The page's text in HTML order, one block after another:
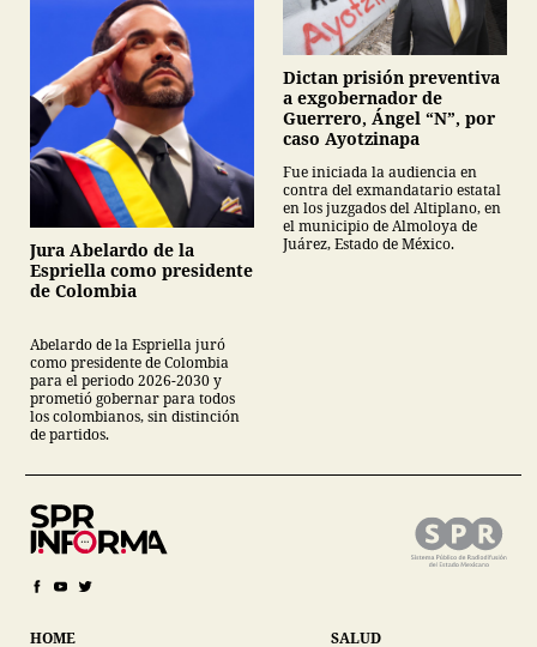
Jura Abelardo de la
Espriella como presidente
de Colombia
Abelardo de la Espriella juró
como presidente de Colombia
para el periodo 2026-2030 y
prometió gobernar para todos
los colombianos, sin distinción
de partidos.
Dictan prisión preventiva
a exgobernador de
Guerrero, Ángel “N”, por
caso Ayotzinapa
Fue iniciada la audiencia en
contra del exmandatario estatal
en los juzgados del Altiplano, en
el municipio de Almoloya de
Juárez, Estado de México.
HOME
SALUD